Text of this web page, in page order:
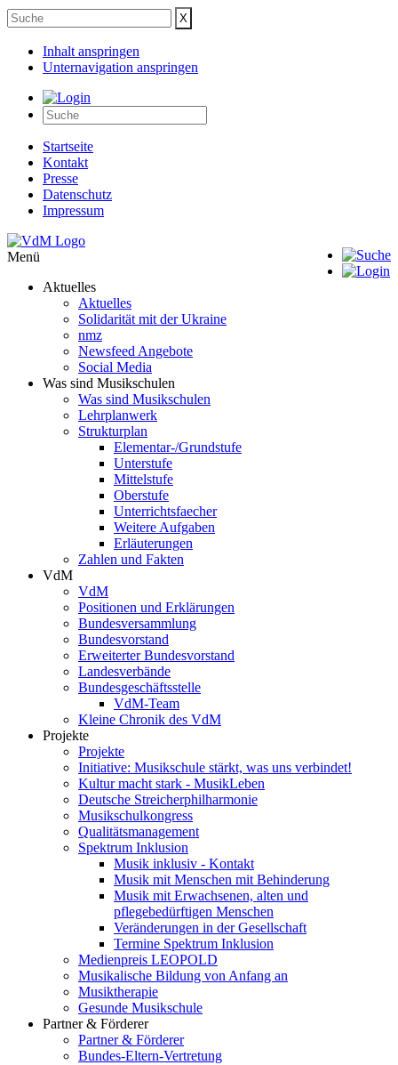
Inhalt anspringen
Unternavigation anspringen
Startseite
Kontakt
Presse
Datenschutz
Impressum
Menü
Aktuelles
Aktuelles
Solidarität mit der Ukraine
nmz
Newsfeed Angebote
Social Media
Was sind Musikschulen
Was sind Musikschulen
Lehrplanwerk
Strukturplan
Elementar-/Grundstufe
Unterstufe
Mittelstufe
Oberstufe
Unterrichtsfaecher
Weitere Aufgaben
Erläuterungen
Zahlen und Fakten
VdM
VdM
Positionen und Erklärungen
Bundesversammlung
Bundesvorstand
Erweiterter Bundesvorstand
Landesverbände
Bundesgeschäftsstelle
VdM-Team
Kleine Chronik des VdM
Projekte
Projekte
Initiative: Musikschule stärkt, was uns verbindet!
Kultur macht stark - MusikLeben
Deutsche Streicherphilharmonie
Musikschulkongress
Qualitätsmanagement
Spektrum Inklusion
Musik inklusiv - Kontakt
Musik mit Menschen mit Behinderung
Musik mit Erwachsenen, alten und
pflegebedürftigen Menschen
Veränderungen in der Gesellschaft
Termine Spektrum Inklusion
Medienpreis LEOPOLD
Musikalische Bildung von Anfang an
Musiktherapie
Gesunde Musikschule
Partner & Förderer
Partner & Förderer
Bundes-Eltern-Vertretung